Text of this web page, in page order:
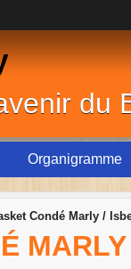
du
Organigramme
Condé Marly /